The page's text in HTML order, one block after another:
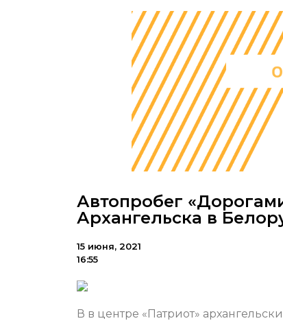
Автопробег
Архангельска в
15 июня, 2021
16:55
В в центре «Патриот»